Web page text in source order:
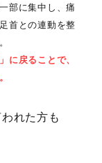
部に集中し、痛
首との連動を整
に戻ることで、
われた方も